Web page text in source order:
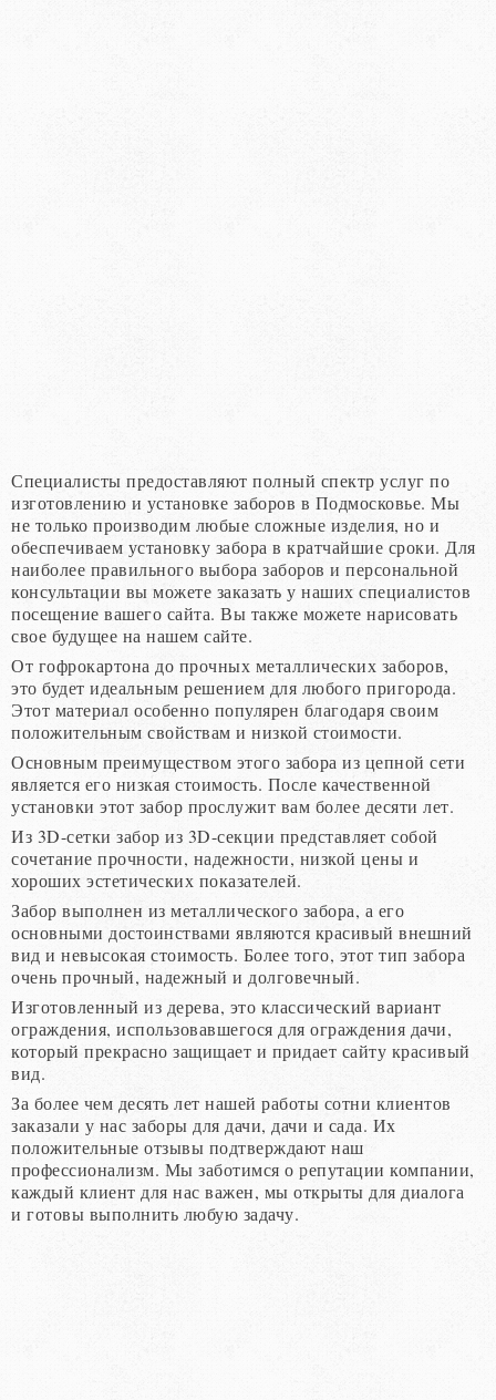
Специалисты предоставляют полный спектр услуг по
изготовлению и установке заборов в Подмосковье. Мы
не только производим любые сложные изделия, но и
обеспечиваем установку забора в кратчайшие сроки. Для
наиболее правильного выбора заборов и персональной
консультации вы можете заказать у наших специалистов
посещение вашего сайта. Вы также можете нарисовать
свое будущее на нашем сайте.
От гофрокартона до прочных металлических заборов,
это будет идеальным решением для любого пригорода.
Этот материал особенно популярен благодаря своим
положительным свойствам и низкой стоимости.
Основным преимуществом этого забора из цепной сети
является его низкая стоимость. После качественной
установки этот забор прослужит вам более десяти лет.
Из 3D-сетки забор из 3D-секции представляет собой
сочетание прочности, надежности, низкой цены и
хороших эстетических показателей.
Забор выполнен из металлического забора, а его
основными достоинствами являются красивый внешний
вид и невысокая стоимость. Более того, этот тип забора
очень прочный, надежный и долговечный.
Изготовленный из дерева, это классический вариант
ограждения, использовавшегося для ограждения дачи,
который прекрасно защищает и придает сайту красивый
вид.
За более чем десять лет нашей работы сотни клиентов
заказали у нас заборы для дачи, дачи и сада. Их
положительные отзывы подтверждают наш
профессионализм. Мы заботимся о репутации компании,
каждый клиент для нас важен, мы открыты для диалога
и готовы выполнить любую задачу.